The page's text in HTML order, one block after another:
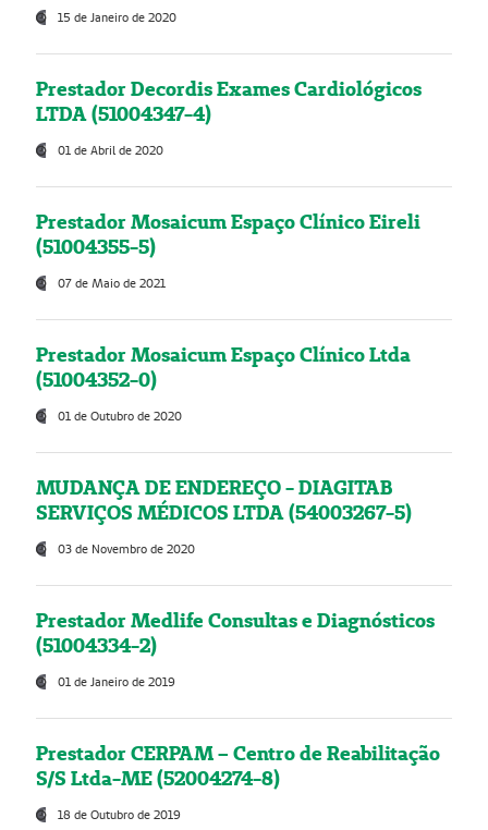
15 de Janeiro de 2020
Prestador Decordis Exames Cardiológicos
LTDA (51004347-4)
01 de Abril de 2020
Prestador Mosaicum Espaço Clínico Eireli
(51004355-5)
07 de Maio de 2021
Prestador Mosaicum Espaço Clínico Ltda
(51004352-0)
01 de Outubro de 2020
MUDANÇA DE ENDEREÇO - DIAGITAB
SERVIÇOS MÉDICOS LTDA (54003267-5)
03 de Novembro de 2020
Prestador Medlife Consultas e Diagnósticos
(51004334-2)
01 de Janeiro de 2019
Prestador CERPAM – Centro de Reabilitação
S/S Ltda-ME (52004274-8)
18 de Outubro de 2019